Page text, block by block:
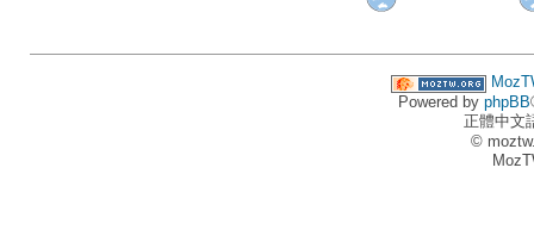
Powered by phpBB
正體中文
©